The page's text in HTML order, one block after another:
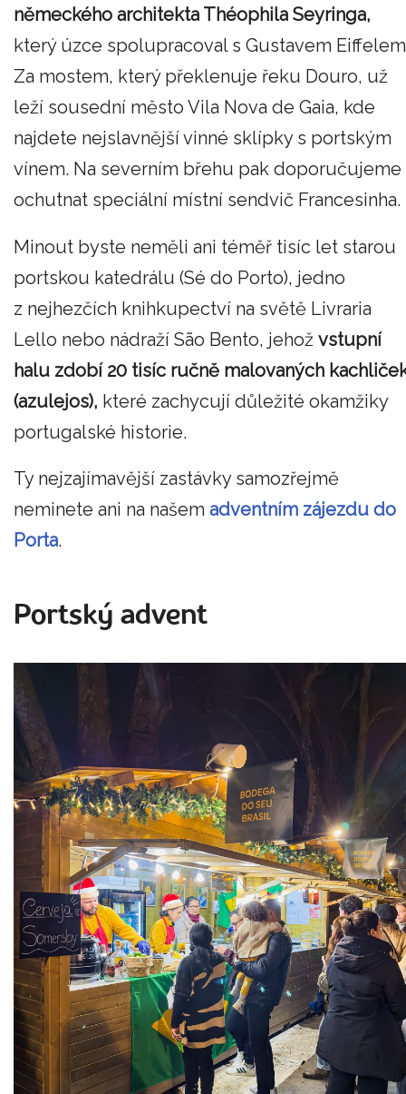
německého architekta Théophila Seyringa,
který úzce spolupracoval s Gustavem
Za mostem, který překlenuje řeku Douro, už
leží sousední město Vila Nova de Gaia, kde
najdete nejslavnější vinné sklípky s portským
vínem. Na severním břehu pak doporučujeme
ochutnat speciální místní sendvič Francesinha.
Minout byste neměli ani téměř tisíc let starou
portskou katedrálu (Sé do Porto), jedno
z nejhezčích knihkupectví na světě Livraria
Lello nebo nádraží São Bento, jehož vstupní
halu zdobí 20 tisíc ručně malovaných
(azulejos), které zachycují důležité okamžiky
portugalské historie.
Ty nejzajímavější zastávky samozřejmě
neminete ani na našem adventním zájezdu do
Porta.
Portský advent